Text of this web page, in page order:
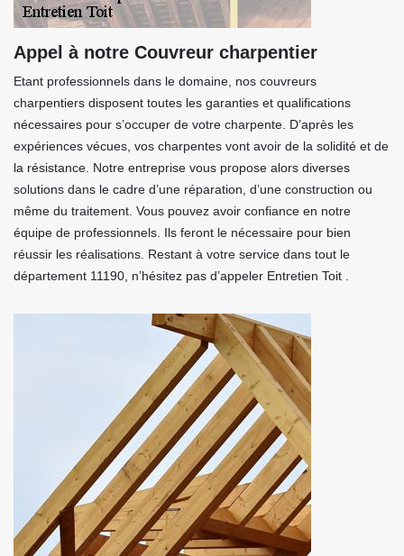
Appel à notre Couvreur charpentier
Etant professionnels dans le domaine, nos couvreurs
charpentiers disposent toutes les garanties et qualifications
nécessaires pour s’occuper de votre charpente. D’après les
expériences vécues, vos charpentes vont avoir de la solidité et de
la résistance. Notre entreprise vous propose alors diverses
solutions dans le cadre d’une réparation, d’une construction ou
même du traitement. Vous pouvez avoir confiance en notre
équipe de professionnels. Ils feront le nécessaire pour bien
réussir les réalisations. Restant à votre service dans tout le
département 11190, n’hésitez pas d’appeler Entretien Toit .